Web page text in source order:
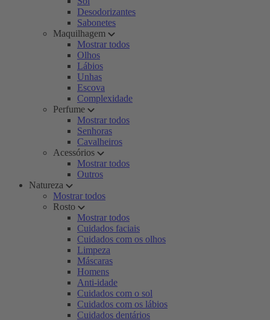
Desodorizantes
Sabonetes
Maquilhagem
Mostrar todos
Olhos
Lábios
Unhas
Escova
Complexidade
Perfume
Mostrar todos
Senhoras
Cavalheiros
Acessórios
Mostrar todos
Outros
Natureza
Mostrar todos
Rosto
Mostrar todos
Cuidados faciais
Cuidados com os olhos
Limpeza
Máscaras
Homens
Anti-idade
Cuidados com o sol
Cuidados com os lábios
Cuidados dentários